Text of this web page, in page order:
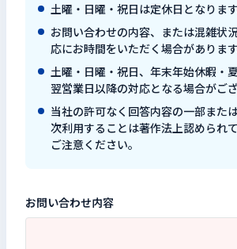
閉じる
土曜・日曜・祝日は定休日となります
お問い合わせの内容、または混雑状
応にお時間をいただく場合があります
土曜・日曜・祝日、年末年始休暇・
翌営業日以降の対応となる場合がござ
当社の許可なく回答内容の一部また
次利用することは著作法上認められ
ご注意ください。
お問い合わせ内容